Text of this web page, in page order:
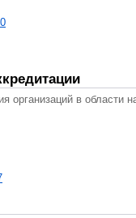
организаций в области